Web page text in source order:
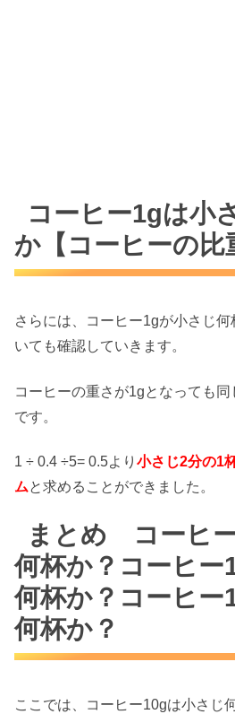
コーヒー1gは小
か【コーヒーの比
さらには、コーヒー1gが小さじ
いても確認していきます。
コーヒーの重さが1gとなっても
です。
1 ÷ 0.4 ÷5= 0.5より 小さじ2分の1
ムと求めることができました。
まとめ コーヒ
何杯か？コーヒー
何杯か？コーヒー
何杯か？
ここでは、コーヒー10gは小さじ